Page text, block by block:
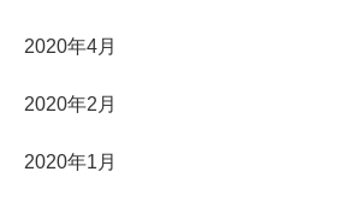
2020年4月
2020年2月
2020年1月